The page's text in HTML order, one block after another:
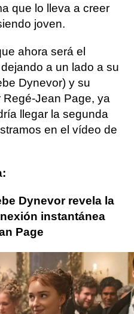
que lo lleva a creer
joven.
ahora será el
a un lado a su
Dynevor) y su
Regé-Jean Page, ya
llegar la segunda
en el vídeo de
Dynevor revela la
instantánea
Page